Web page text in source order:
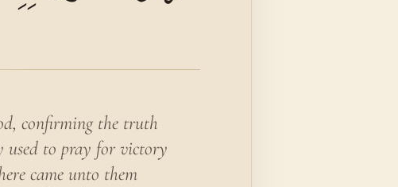
confirming the truth
used to pray for victory
came unto them